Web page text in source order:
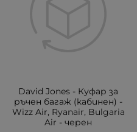
David Jones - Куфар за
ръчен багаж (кабинен) -
Wizz Air, Ryanair, Bulgaria
Air - черен